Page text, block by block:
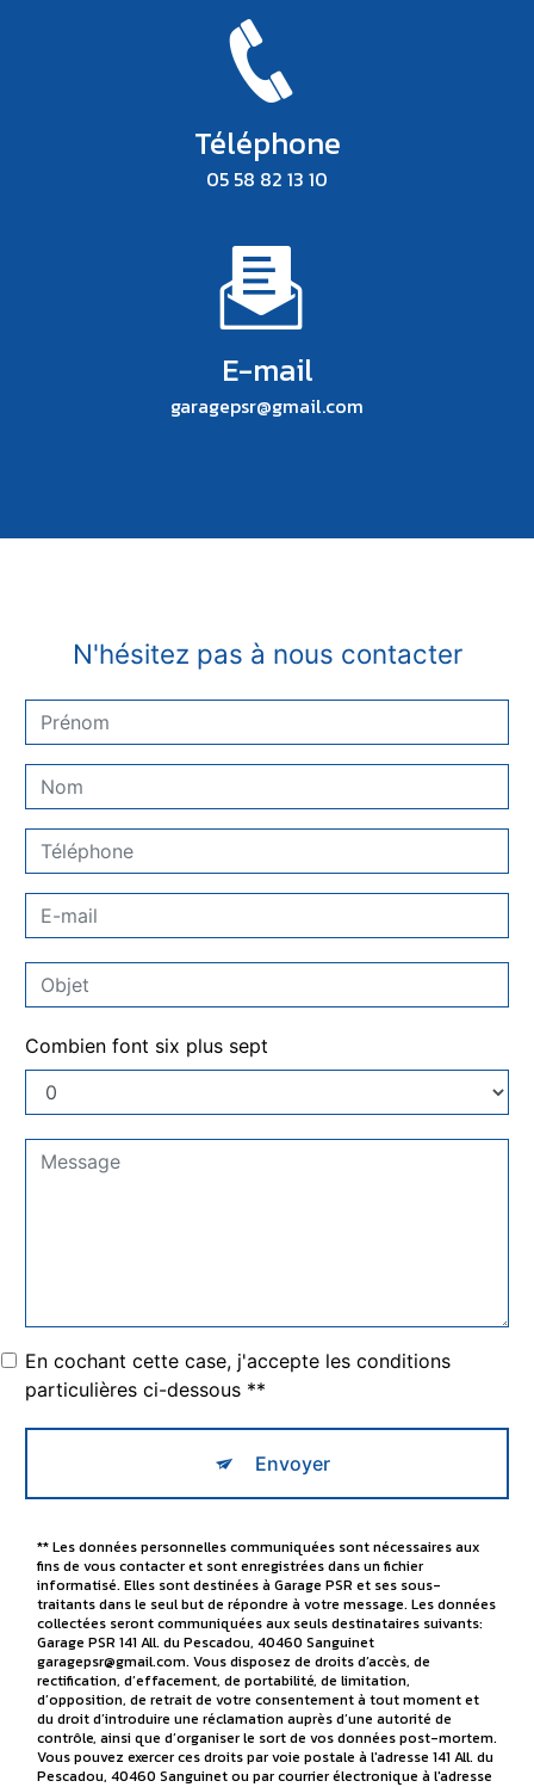
Téléphone
05 58 82 13 10
E-mail
garagepsr@gmail.com
N'hésitez pas à nous contacter
Combien font six plus sept
En cochant cette case, j'accepte les conditions
particulières ci-dessous **
Envoyer
** Les données personnelles communiquées sont nécessaires aux
fins de vous contacter et sont enregistrées dans un fichier
informatisé. Elles sont destinées à Garage PSR et ses sous-
traitants dans le seul but de répondre à votre message. Les données
collectées seront communiquées aux seuls destinataires suivants:
Garage PSR 141 All. du Pescadou, 40460 Sanguinet
garagepsr@gmail.com. Vous disposez de droits d’accès, de
rectification, d’effacement, de portabilité, de limitation,
d’opposition, de retrait de votre consentement à tout moment et
du droit d’introduire une réclamation auprès d’une autorité de
contrôle, ainsi que d’organiser le sort de vos données post-mortem.
Vous pouvez exercer ces droits par voie postale à l'adresse 141 All. du
Pescadou, 40460 Sanguinet ou par courrier électronique à l'adresse